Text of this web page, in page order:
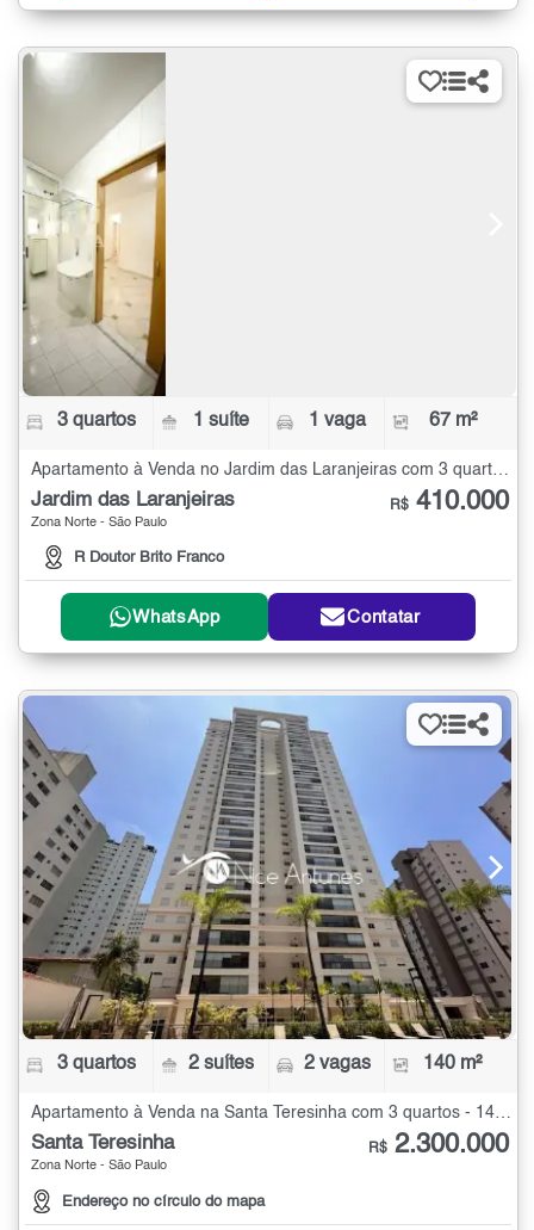
3 quartos 1 suíte 1 vaga 67 m²
Apartamento à Venda no Jardim das Laranjeiras com 3 quartos - 67 m²
Jardim das Laranjeiras
Zona Norte - São Paulo
R Doutor Brito Franco
R$ 410.000
WhatsApp Contatar
3 quartos 2 suítes 2 vagas 140 m²
Apartamento à Venda na Santa Teresinha com 3 quartos - 140 m²
Santa Teresinha
Zona Norte - São Paulo
Endereço no círculo do mapa
R$ 2.300.000